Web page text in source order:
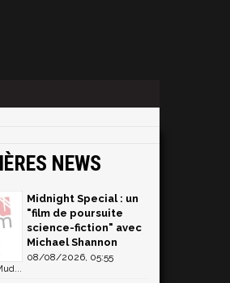
NEWS
Midnight Special : un
"film de poursuite
science-fiction" avec
Michael Shannon
08/08/2026, 05:55